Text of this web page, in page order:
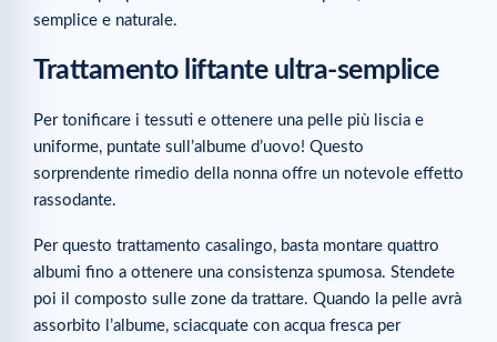
semplice e naturale.
Trattamento liftante ultra-semplice
Per tonificare i tessuti e ottenere una pelle più liscia e
uniforme, puntate sull’albume d’uovo! Questo
sorprendente rimedio della nonna offre un notevole effetto
rassodante.
Per questo trattamento casalingo, basta montare quattro
albumi fino a ottenere una consistenza spumosa. Stendete
poi il composto sulle zone da trattare. Quando la pelle avrà
assorbito l’albume, sciacquate con acqua fresca per